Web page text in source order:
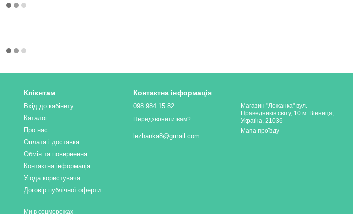
Клієнтам
Вхід до кабінету
Каталог
Про нас
Оплата і доставка
Обмін та повернення
Контактна інформація
Угода користувача
Договір публічної оферти
Ми в соцмережах
Контактна інформація
098 984 15 82
Передзвонити вам?
lezhanka8@gmail.com
Магазин "Лежанка" вул.
Праведників світу, 10 м. Вінниця,
Україна, 21036
Мапа проїзду